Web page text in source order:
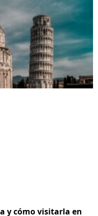
y cómo visitarla en